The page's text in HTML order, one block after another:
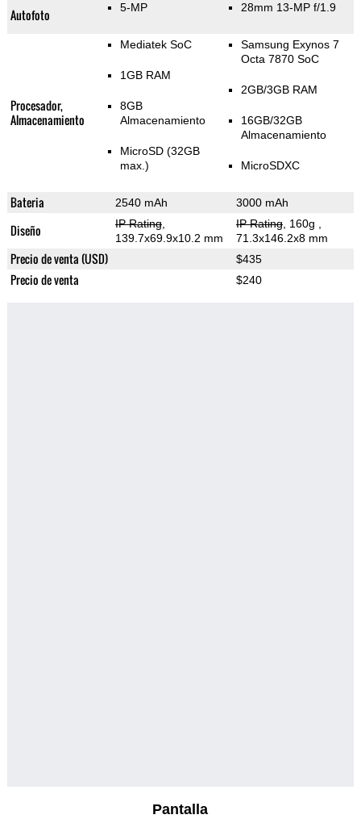
Autofoto 5-MP 28mm 13-MP f/1.9
Procesador,
Almacenamiento
Mediatek SoC
1GB RAM
8GB
Almacenamiento
MicroSD (32GB
max.)
Samsung Exynos 7
Octa 7870 SoC
2GB/3GB RAM
16GB/32GB
Almacenamiento
MicroSDXC
Bateria 2540 mAh 3000 mAh
Diseño IP Rating,
139.7x69.9x10.2 mm
IP Rating, 160g
71.3x146.2x8 mm
Precio de venta (USD) $435
Precio de venta $240
Pantalla